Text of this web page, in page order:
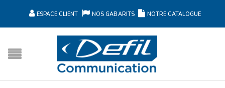
ESPACE CLIENT NOS GABARITS NOTRE CATALOGUE